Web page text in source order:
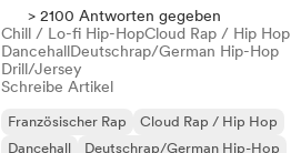
> 2100 Antworten gegeben
Chill / Lo-fi Hip-HopCloud Rap / Hip Hop
DancehallDeutschrap/German Hip-Hop
Drill/Jersey
Schreibe Artikel
Französischer Rap
Cloud Rap / Hip Hop
Dancehall
Deutschrap/German Hip-Hop